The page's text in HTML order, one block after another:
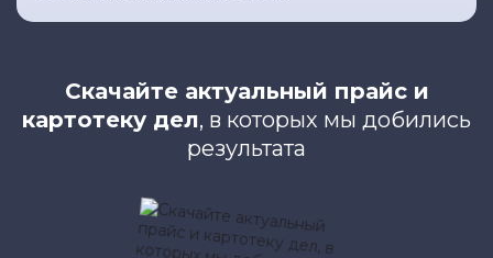
Скачайте актуальный прайс и
картотеку дел, в которых мы добились
результата